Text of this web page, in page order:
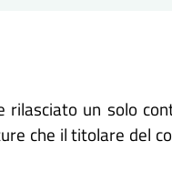
un solo
che il titolare del